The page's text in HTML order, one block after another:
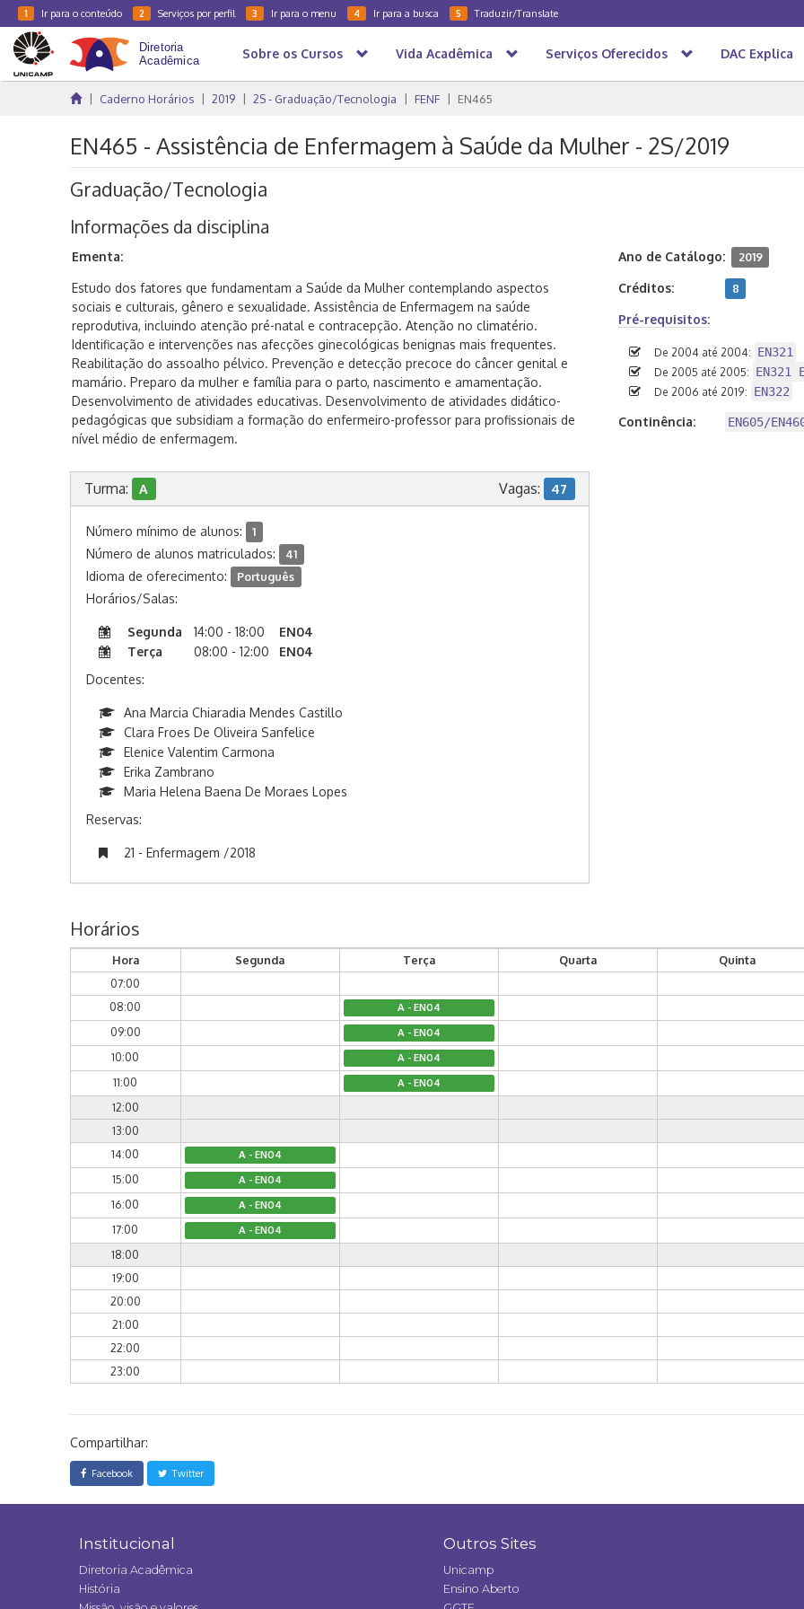
1 Ir para o conteúdo 2 Serviços por perfil 3 Ir para o menu 4 Ir para a busca 5 Traduzir/Translate
Sobre os Cursos Vida Acadêmica Serviços Oferecidos DAC Explica
Caderno Horários 2019 2S - Graduação/Tecnologia FENF EN465
EN465 - Assistência de Enfermagem à Saúde da Mulher - 2S/2019
Graduação/Tecnologia
Informações da disciplina
Ementa:
Estudo dos fatores que fundamentam a Saúde da Mulher contemplando aspectos
sociais e culturais, gênero e sexualidade. Assistência de Enfermagem na saúde
reprodutiva, incluindo atenção pré-natal e contracepção. Atenção no climatério.
Identificação e intervenções nas afecções ginecológicas benignas mais frequentes.
Reabilitação do assoalho pélvico. Prevenção e detecção precoce do câncer genital e
mamário. Preparo da mulher e família para o parto, nascimento e amamentação.
Desenvolvimento de atividades educativas. Desenvolvimento de atividades didático-
pedagógicas que subsidiam a formação do enfermeiro-professor para profissionais de
nível médio de enfermagem.
Ano de Catálogo: 2019
Créditos: 8
Pré-requisitos:
De 2004 até 2004: EN321
De 2005 até 2005: EN321
De 2006 até 2019: EN322
Continência: EN605/
Turma: A Vagas: 47
Número mínimo de alunos: 1
Número de alunos matriculados: 41
Idioma de oferecimento: Português
Horários/Salas:
Segunda 14:00 - 18:00
EN04
Terça
08:00 - 12:00
EN04
Docentes:
Ana Marcia Chiaradia Mendes Castillo
Clara Froes De Oliveira Sanfelice
Elenice Valentim Carmona
Erika Zambrano
Maria Helena Baena De Moraes Lopes
Reservas:
21 - Enfermagem /2018
Horários
Hora Segunda Terça Quarta Quinta
07:00
08:00
A - EN04
09:00 A - EN04
10:00 A - EN04
11:00 A - EN04
12:00
13:00
14:00
A - EN04
15:00 A - EN04
16:00 A - EN04
17:00 A - EN04
18:00
19:00
20:00
21:00
22:00
23:00
Compartilhar:
Facebook Twitter
Institucional
Diretoria Acadêmica
História
Outros Sites
Unicamp
Ensino Aberto